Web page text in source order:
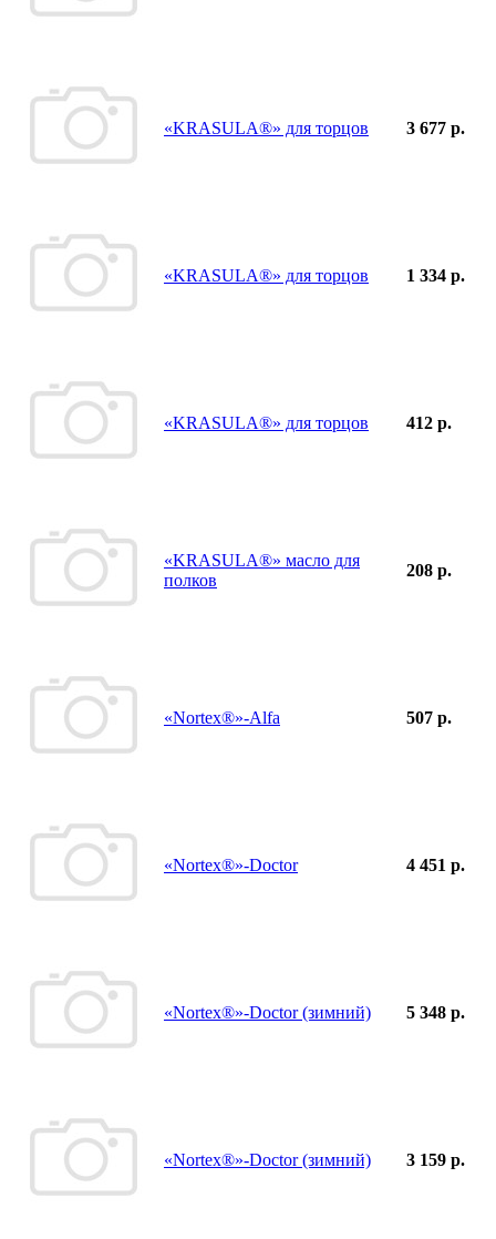
«KRASULA®» для торцов 3 677 р.
«KRASULA®» для торцов 1 334 р.
«KRASULA®» для торцов 412 р.
«KRASULA®» масло для
полков
208 р.
«Nortex®»-Alfa 507 р.
«Nortex®»-Doctor 4 451 р.
«Nortex®»-Doctor (зимний) 5 348 р.
«Nortex®»-Doctor (зимний) 3 159 р.